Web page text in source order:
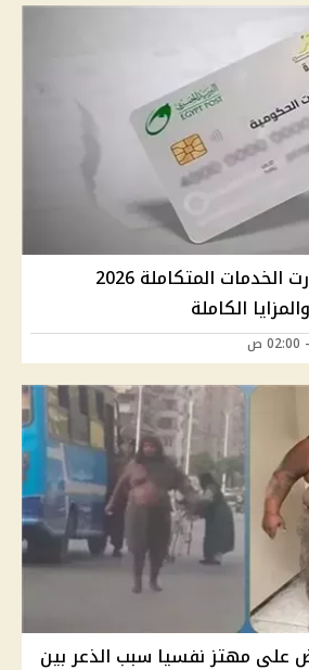
خطوات استخراج كارت الخدمات المتكاملة 2026
الكاملة
على مهتز نفسيا سبب الذعر بين